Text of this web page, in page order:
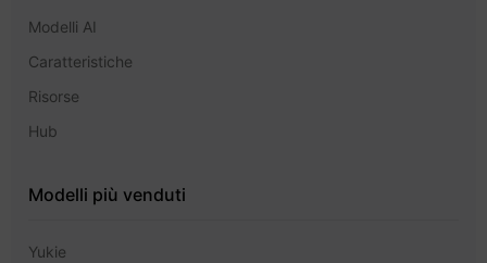
Modelli AI
Caratteristiche
Risorse
Hub
Modelli più venduti
Yukie